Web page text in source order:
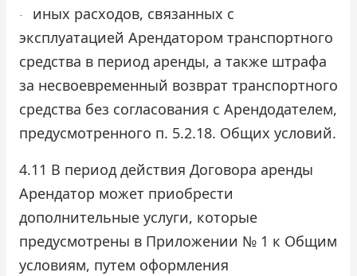
·
иных расходов, связанных с
эксплуатацией Арендатором транспортного
средства в период аренды, а также штрафа
за несвоевременный возврат транспортного
средства без согласования с Арендодателем,
предусмотренного п. 5.2.18. Общих условий.
4.11 В период действия Договора аренды
Арендатор может приобрести
дополнительные услуги, которые
предусмотрены в Приложении № 1 к Общим
условиям, путем оформления